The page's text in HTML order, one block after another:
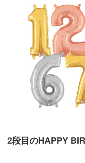
2段目のHAPPY